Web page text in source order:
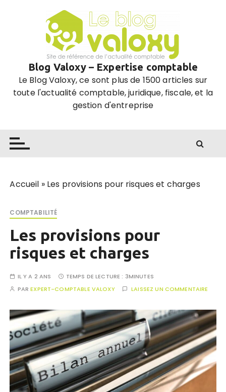
Blog Valoxy – Expertise comptable
Le Blog Valoxy, ce sont plus de 1500 articles sur
toute l'actualité comptable, juridique, fiscale, et la
gestion d'entreprise
Accueil » Les provisions pour risques et charges
COMPTABILITÉ
Les provisions pour
risques et charges
IL Y A 2 ANS TEMPS DE LECTURE : 3MINUTES
PAREXPERT-COMPTABLE VALOXY LAISSEZ UN COMMENTAIRE